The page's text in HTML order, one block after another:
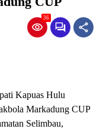
36
Kapuas Hulu
Markadung CUP
Selimbau,